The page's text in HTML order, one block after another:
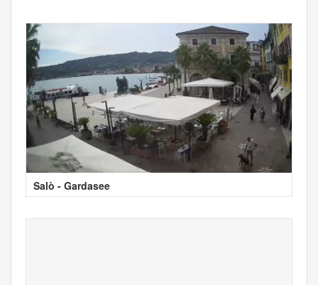
Salò - Gardasee